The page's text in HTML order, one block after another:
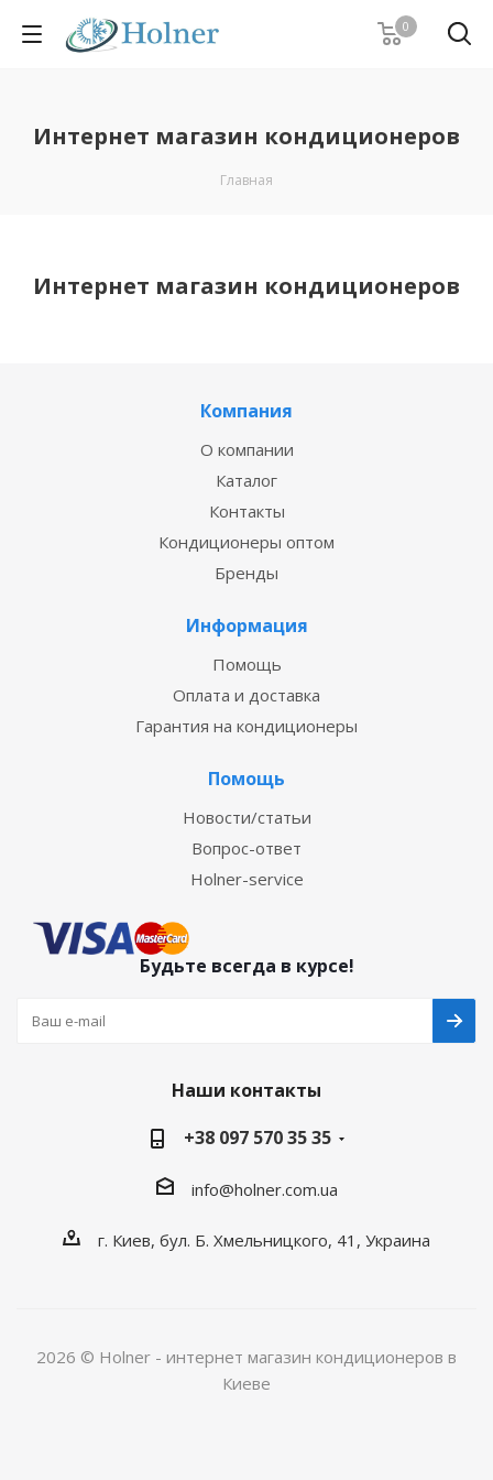
0
Интернет магазин кондиционеров
Главная
Интернет магазин кондиционеров
Компания
О компании
Каталог
Контакты
Кондиционеры оптом
Бренды
Информация
Помощь
Оплата и доставка
Гарантия на кондиционеры
Помощь
Новости/статьи
Вопрос-ответ
Holner-service
Будьте всегда в курсе!
Наши контакты
+38 097 570 35 35
info@holner.com.ua
г. Киев, бул. Б. Хмельницкого, 41, Украина
2026 © Holner - интернет магазин кондиционеров в
Киеве